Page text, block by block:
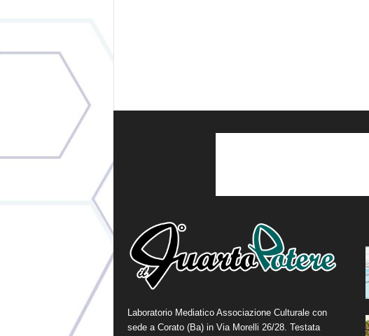
Laboratorio Mediatico Associazione Culturale con
sede a Corato (Ba) in Via Morelli 26/28. Testata